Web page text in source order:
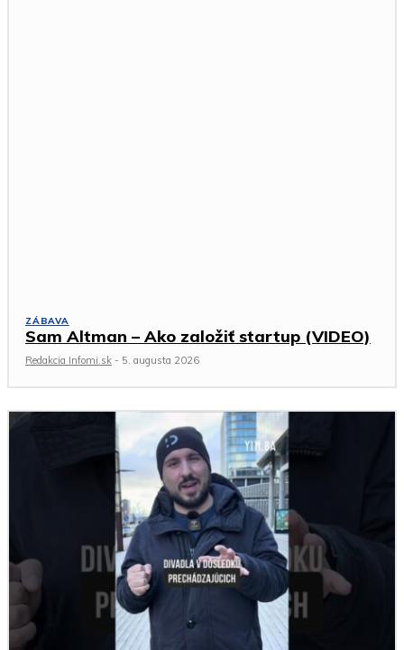
ZÁBAVA
Sam Altman – Ako založiť startup (VIDEO)
Redakcia Infomi.sk - 5. augusta 2026